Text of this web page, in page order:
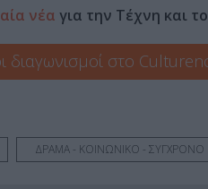
νέα για την Τέχνη και
διαγωνισμοί στο
ΔΡΑΜΑ - ΚΟΙΝΩΝΙΚΟ - ΣΥΓΧΡΟΝΟ